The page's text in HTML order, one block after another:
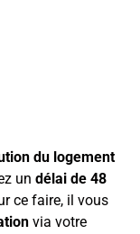
du logement
un délai de 48
ce faire, il vous
via votre